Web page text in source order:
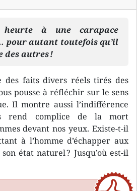
à une carapace
pour autant toutefois qu’il
des autres !
des faits divers réels tirés des
pousse à réfléchir sur le sens
Il montre aussi l’indifférence
rend complice de la mort
devant nos yeux. Existe-t-il
à l’homme d’échapper aux
état naturel ? Jusqu’où est-il